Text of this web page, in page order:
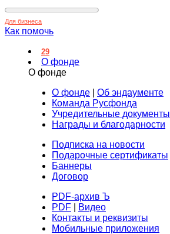
Для бизнеса
Как помочь
29
О фонде
О фонде
О фонде
Об эндаументе
Команда Русфонда
Учредительные документы
Награды и благодарности
Подписка на новости
Подарочные сертификаты
Баннеры
Договор
PDF-архив Ъ
PDF
Видео
Контакты и реквизиты
Мобильные приложения